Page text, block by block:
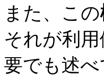
また、この
それが利
要でも述